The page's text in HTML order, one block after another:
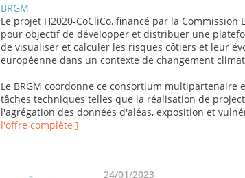
BRGM
Le projet H2020-CoCliCo, financé par la
pour objectif de développer et distribuer une
de visualiser et calculer les risques côtiers et leur
européenne dans un contexte de changement
Le BRGM coordonne ce consortium multipartenaire
tâches techniques telles que la réalisation de
l'agrégation des données d'aléas, exposition et
l'offre complète ]
24/01/2023